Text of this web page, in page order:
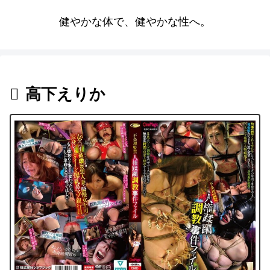
健やかな体で、健やかな性へ。
高下えりか